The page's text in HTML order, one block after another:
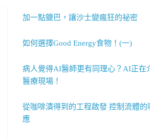
加一點鹽巴，讓沙士變瘋狂的祕密
如何選擇Good Energy食物！(一)
病人覺得AI醫師更有同理心？AI正在
醫療現場！
從咖啡漬得到的工程啟發 控制流體的
應